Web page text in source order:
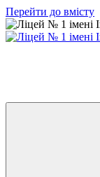
Перейти до вмісту